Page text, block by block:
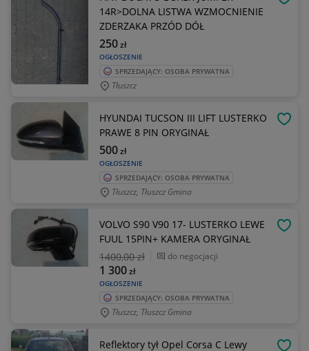
14R>DOLNA LISTWA WZMOCNIENIE
ZDERZAKA PRZÓD DÓŁ
OGŁOSZENIE
250zł
SPRZEDAJĄCY: OSOBA PRYWATNA
Tłuszcz
HYUNDAI TUCSON III LIFT LUSTERKO
PRAWE 8 PIN ORYGINAŁ
OGŁOSZENIE
500zł
SPRZEDAJĄCY: OSOBA PRYWATNA
Tłuszcz, Tłuszcz Gmina
VOLVO S90 V90 17- LUSTERKO LEWE
FUUL 15PIN+ KAMERA ORYGINAŁ
1400,00 zł do negocjacji
OGŁOSZENIE
1 300zł
SPRZEDAJĄCY: OSOBA PRYWATNA
Tłuszcz, Tłuszcz Gmina
Reflektory tył Opel Corsa C Lewy